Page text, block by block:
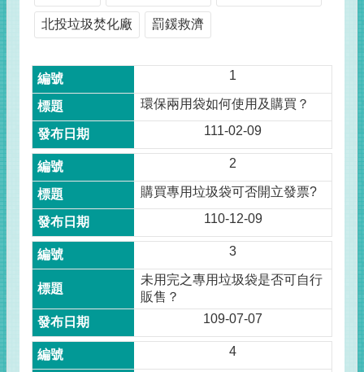
北投垃圾焚化廠 罰鍰救濟
1
環保兩用袋如何使用及購買？
111-02-09
2
購買專用垃圾袋可否開立發票?
110-12-09
3
未用完之專用垃圾袋是否可自行
販售？
109-07-07
4